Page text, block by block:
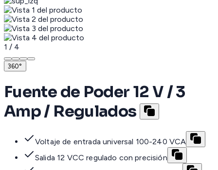
1 / 4
360°
Fuente de Poder 12 V / 3
Amp / Regulados
Voltaje de entrada universal 100-240 VCA
Salida 12 VCC regulado con precisión